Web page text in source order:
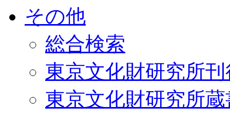
その他
総合検索
東京文化財研究所
東京文化財研究所